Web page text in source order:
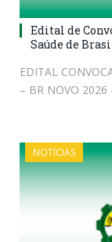
Edital de
Saúde de
EDITAL
– BR NOVO 2026
NOTÍCIAS